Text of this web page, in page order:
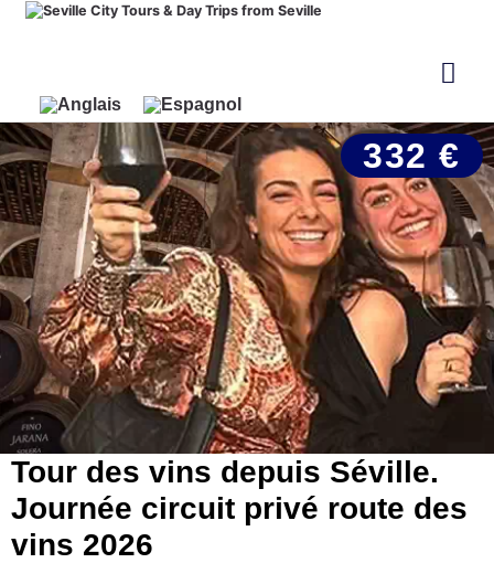
332 €
Tour des vins depuis Séville.
Journée circuit privé route des
vins 2026